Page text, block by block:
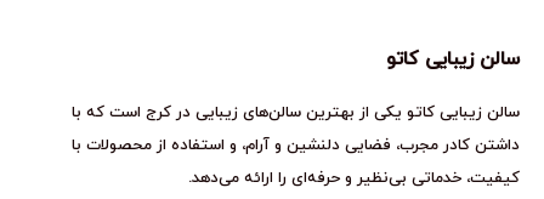
سالن زیبایی کاتو
سالن زیبایی کاتو یکی از بهترین سالن‌های زیبایی در کرج است که با
داشتن کادر مجرب، فضایی دلنشین و آرام، و استفاده از محصولات با
کیفیت، خدماتی بی‌نظیر و حرفه‌ای را ارائه می‌دهد.